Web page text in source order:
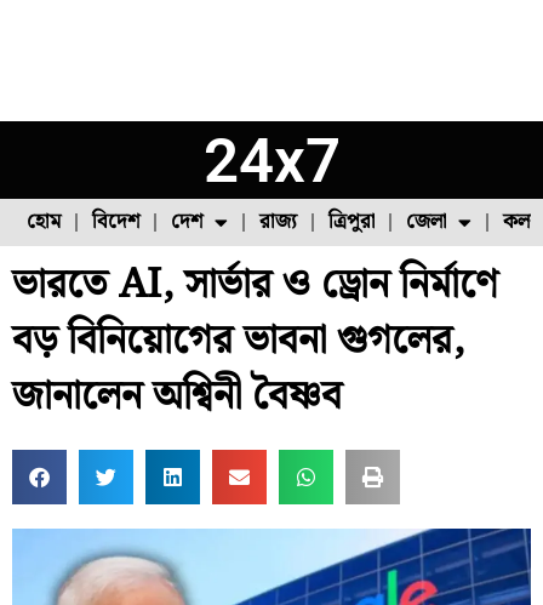
24x7
হোম বিদেশ দেশ
ফুল চাষ ফল চাষ মাছ চাষ পোল্ট্রি চাষ
রাজ্য ত্রিপুরা জেলা
উত্তর ২৪ পরগনা
ভারতে AI, সার্ভার ও ড্রোন নির্মাণে
বড় বিনিয়োগের ভাবনা গুগলের,
জানালেন অশ্বিনী বৈষ্ণব